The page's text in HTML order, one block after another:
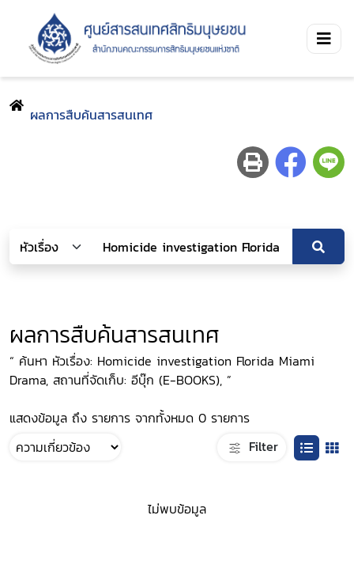
ผลการสืบค้นสารสนเทศ
ผลการสืบค้นสารสนเทศ
“ ค้นหา หัวเรื่อง: Homicide investigation Florida Miami
Drama, สถานที่จัดเก็บ: อีบุ๊ก (E-BOOKS), ”
แสดงข้อมูล ถึง รายการ จากทั้งหมด 0 รายการ
Filter
ไม่พบข้อมูล